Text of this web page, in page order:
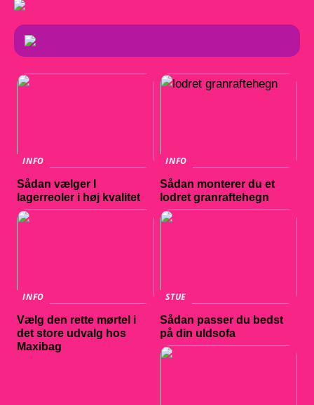
INFO
Sådan vælger I
lagerreoler i høj kvalitet
INFO
Sådan monterer du et
lodret granraftehegn
INFO
Vælg den rette mørtel i
det store udvalg hos
Maxibag
STUE
Sådan passer du bedst
på din uldsofa